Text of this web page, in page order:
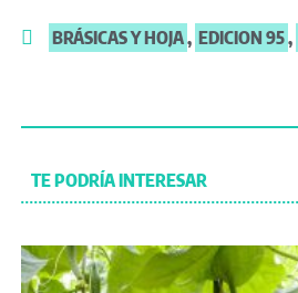
BRÁSICAS Y HOJA, EDICION 95,
TE PODRÍA INTERESAR